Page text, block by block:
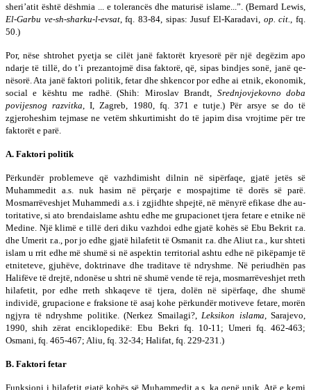
sheri’atit është dësh­mia ... e to­lerancës dhe maturisë islame...”. (Bernard Lewis,
El-Garbu ve-sh-sharku-l-evsat, fq. 83-84, sipas: Jusuf El-Karadavi, op. cit.
, fq.
50.)
Por, nëse shtrohet pyetja se cilët janë faktorët krye­so­rë për një degëzim apo
ndarje të tillë, do t’i pre­zantojmë disa faktorë, që, sipas bindjes sonë, janë qe­
nësorë. Ata janë faktori politik, fetar dhe shkencor por edhe ai etnik, ekonomik,
social e kështu me radhë. (Shih: Miroslav Brandt, Srednjovjekovno doba
povijesnog raz­vitka , I, Zagreb, 1980, fq. 371 e tutje.) Për ar­sye se do të
zgjeroheshim tejmase ne vetëm shkur­ti­misht do të japim di­sa vrojtime për tre
faktorët e parë.
A. Faktori politik
Përkundër problemeve që vazhdimisht dilnin në si­për­­faqe, gjatë jetës së
Muhammedit a.s. nuk hasim në për­çar­je e mospajtime të dorës së parë.
Mosmarrëveshjet Mu­­hammedi a.s. i zgjidhte shpejtë, në mënyrë efikase dhe au­
toritative, si ato brendaislame ashtu edhe me gru­pa­cio­net tjera fetare e etnike në
Medine. Një klimë e tillë deri diku vazhdoi edhe gjatë kohës së Ebu Bekrit r.a.
dhe Ume­rit r.a., por jo edhe gjatë hilafetit të Osmanit r.a. dhe Aliut r.a., kur shteti
islam u rrit edhe më shumë si në as­pek­tin territorial ashtu edhe në pikëpamje të
et­ni­te­te­ve, gjuhëve, doktrinave dhe traditave të ndryshme. Në pe­riudhën pas
Halifëve të drejtë, ndonëse u shtri në shumë vende të reja, mosmarrëveshjet rreth
hilafetit, por edhe rreth shkaqeve të tjera, dolën në sipërfaqe, dhe shu­më
individë, grupacione e fraksione të asaj kohe për­kun­dër motiveve fetare, morën
ngjyra të ndryshme po­li­ti­ke. (Nerkez Smailagi?, Leksikon islama , Sarajevo,
1990, shih zërat enciklopedikë: Ebu Bekri fq. 10-11; Umeri fq. 462-463;
Osmani, fq. 465-467; Aliu, fq. 32-34; Halifat, fq. 229-231.)
B. Faktori fetar
Funksioni i hilafetit gjatë kohës së Muhammedit a.s. ka qenë unik. Atë e kemi